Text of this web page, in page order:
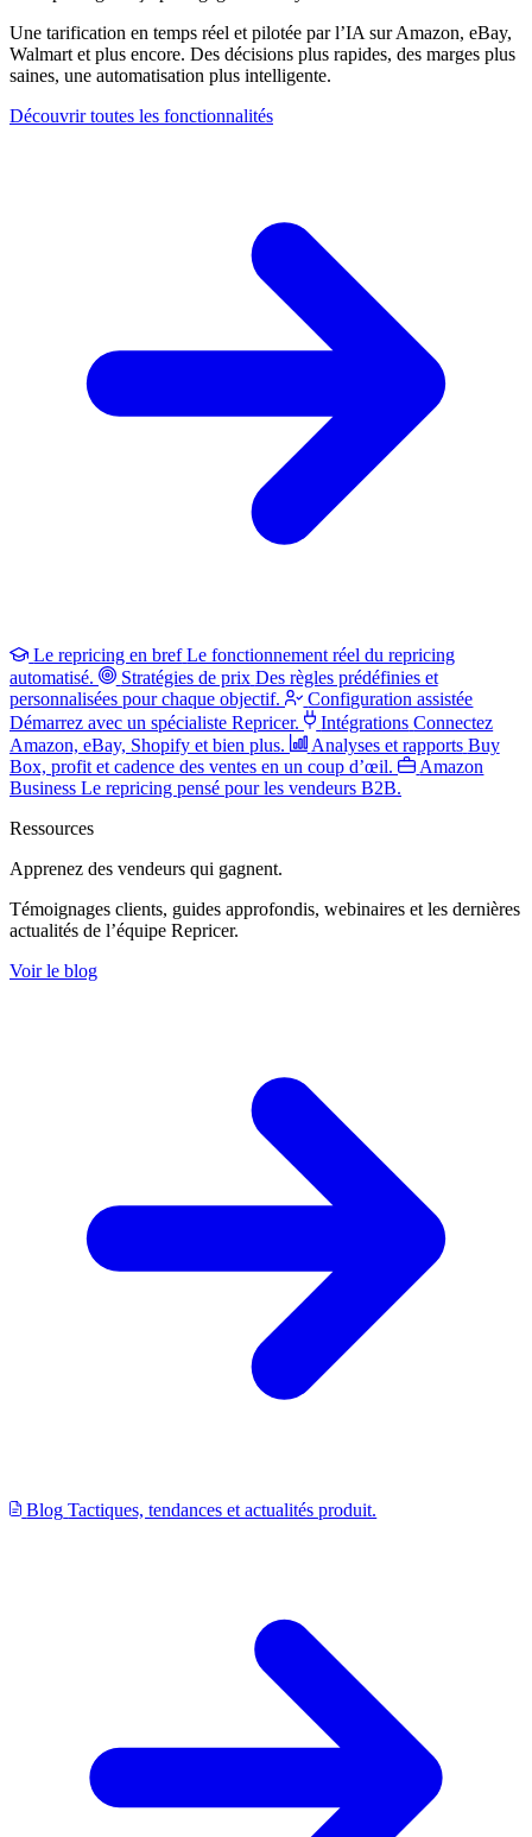
Une tarification en temps réel et pilotée par l’IA sur Amazon, eBay,
Walmart et plus encore. Des décisions plus rapides, des marges plus
saines, une automatisation plus intelligente.
Découvrir toutes les fonctionnalités
Le repricing en bref Le fonctionnement réel du repricing
automatisé.
Stratégies de prix Des règles prédéfinies et
personnalisées pour chaque objectif.
Configuration assistée
Démarrez avec un spécialiste Repricer.
Intégrations Connectez
Amazon, eBay, Shopify et bien plus.
Analyses et rapports Buy
Box, profit et cadence des ventes en un coup d’œil.
Amazon
Business Le repricing pensé pour les vendeurs B2B.
Ressources
Apprenez des vendeurs qui gagnent.
Témoignages clients, guides approfondis, webinaires et les dernières
actualités de l’équipe Repricer.
Voir le blog
Blog Tactiques, tendances et actualités produit.